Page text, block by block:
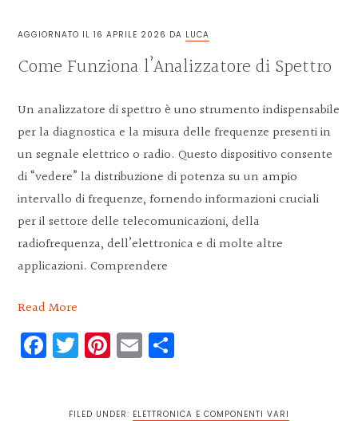
AGGIORNATO IL16 APRILE 2026 DA LUCA
Come Funziona l’Analizzatore di Spettro
Un analizzatore di spettro è uno strumento indispensabile
per la diagnostica e la misura delle frequenze presenti in
un segnale elettrico o radio. Questo dispositivo consente
di “vedere” la distribuzione di potenza su un ampio
intervallo di frequenze, fornendo informazioni cruciali
per il settore delle telecomunicazioni, della
radiofrequenza, dell’elettronica e di molte altre
applicazioni. Comprendere
Read More
Facebook
Twitter
Pinterest
Email
FILED UNDER: ELETTRONICA E COMPONENTI VARI